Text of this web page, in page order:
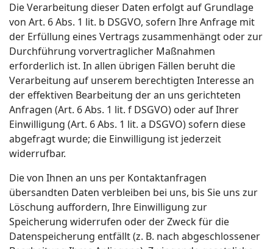
Die Verarbeitung dieser Daten erfolgt auf Grundlage
von Art. 6 Abs. 1 lit. b DSGVO, sofern Ihre Anfrage mit
der Erfüllung eines Vertrags zusammenhängt oder zur
Durchführung vorvertraglicher Maßnahmen
erforderlich ist. In allen übrigen Fällen beruht die
Verarbeitung auf unserem berechtigten Interesse an
der effektiven Bearbeitung der an uns gerichteten
Anfragen (Art. 6 Abs. 1 lit. f DSGVO) oder auf Ihrer
Einwilligung (Art. 6 Abs. 1 lit. a DSGVO) sofern diese
abgefragt wurde; die Einwilligung ist jederzeit
widerrufbar.
Die von Ihnen an uns per Kontaktanfragen
übersandten Daten verbleiben bei uns, bis Sie uns zur
Löschung auffordern, Ihre Einwilligung zur
Speicherung widerrufen oder der Zweck für die
Datenspeicherung entfällt (z. B. nach abgeschlossener